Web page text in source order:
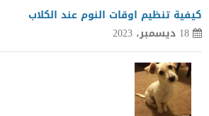
كيفية تنظيم اوقات النوم عند الكلاب
18 ديسمبر، 2023